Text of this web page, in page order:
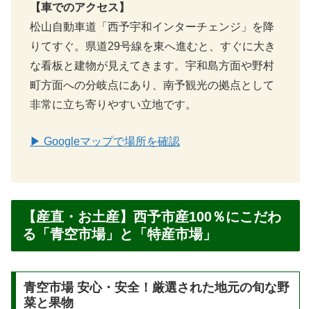
【車でのアクセス】
松山自動車道「西予宇和インターチェンジ」を降
りてすぐ。県道29号線を東へ進むと、すぐに大き
な看板と建物が見えてきます。宇和島方面や野村
町方面への分岐点にあり、南予観光の拠点として
非常に立ち寄りやすい立地です。
▶ Googleマップで場所を確認
【産直・お土産】西予市産100％にこだわ
る「青空市場」と「特産市場」
青空市場 安心・安全！厳選された地元の旬な野
菜と果物